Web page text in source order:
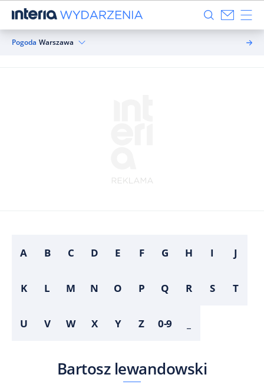
Pogoda Warszawa
A B C D E F G H I J
K L M N O P Q R S T
U V W X Y Z 0-9
Bartosz lewandowski